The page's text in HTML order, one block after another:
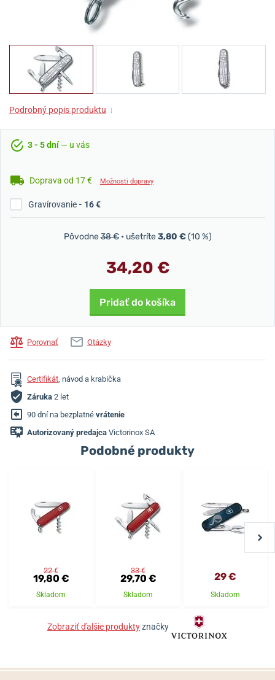
Podrobný popis produktu ↓
3 - 5 dní— u vás
Doprava od 17 € Možnosti dopravy
Gravírovanie- 16 €
Pôvodne38 € • ušetríte3,80 €(10 %)
34,20 €
Pridať do košíka
Porovnať Otázky
Certifikát, návod a krabička
Záruka 2 let
90 dní na bezplatné vrátenie
Autorizovaný predajca Victorinox SA
Podobné produkty
22 €
19,80 €
Skladom
33 €
29,70 €
Skladom
29 €
Skladom
Zobraziť ďalšie produktyznačky